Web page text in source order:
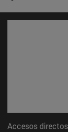
Accesos directos